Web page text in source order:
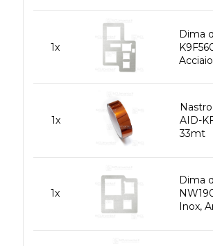
1x
Dima
1x
AID-
33mt
1x
Dima
Inox,